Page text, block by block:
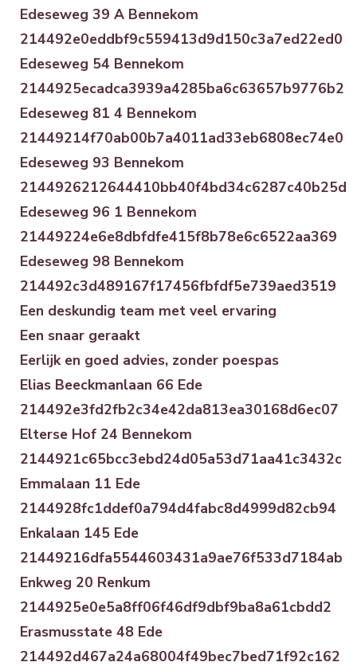
Edeseweg 39 A Bennekom
214492e0eddbf9c559413d9d150c3a7ed22ed0
Edeseweg 54 Bennekom
2144925ecadca3939a4285ba6c63657b9776b2
Edeseweg 81 4 Bennekom
21449214f70ab00b7a4011ad33eb6808ec74e0
Edeseweg 93 Bennekom
2144926212644410bb40f4bd34c6287c40b25d
Edeseweg 96 1 Bennekom
21449224e6e8dbfdfe415f8b78e6c6522aa369
Edeseweg 98 Bennekom
214492c3d489167f17456fbfdf5e739aed3519
Een deskundig team met veel ervaring
Een snaar geraakt
Eerlijk en goed advies, zonder poespas
Elias Beeckmanlaan 66 Ede
214492e3fd2fb2c34e42da813ea30168d6ec07
Elterse Hof 24 Bennekom
2144921c65bcc3ebd24d05a53d71aa41c3432c
Emmalaan 11 Ede
2144928fc1ddef0a794d4fabc8d4999d82cb94
Enkalaan 145 Ede
21449216dfa5544603431a9ae76f533d7184ab
Enkweg 20 Renkum
2144925e0e5a8ff06f46df9dbf9ba8a61cbdd2
Erasmusstate 48 Ede
214492d467a24a68004f49bec7bed71f92c162